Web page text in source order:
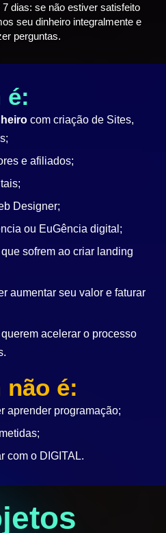
dias: se não estiver satisfeito
seu dinheiro integralmente e
perguntas.
é:
com criação de Sites,
e afiliados;
Designer;
ou EuGência digital;
sofrem ao criar landing
aumentar seu valor e faturar
acelerar o processo
não é:
aprender programação;
com o DIGITAL.